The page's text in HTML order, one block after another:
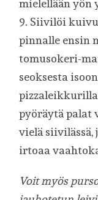
mielellään yön
9. Siivilöi
pinnalle ensin
tomusokeri-
seoksesta
pyöräytä palat
vielä siivilässä,
irtoaa
Voit myös